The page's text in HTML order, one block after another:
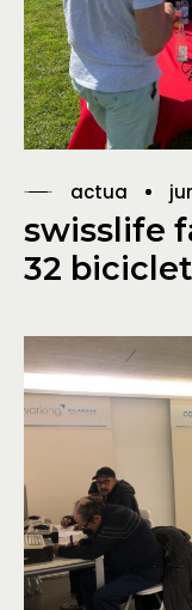
actua
swisslife
32